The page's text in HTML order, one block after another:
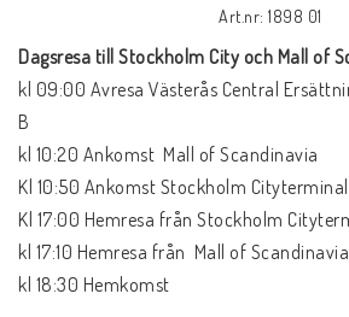
Art.nr: 1898 01
Dagsresa till Stockholm City och Mall of
kl 09:00 Avresa Västerås Central
B
kl 10:20 Ankomst  Mall of Scandinavia
Kl 10:50 Ankomst Stockholm Cityterminal
Kl 17:00 Hemresa från Stockholm
kl 17:10 Hemresa från  Mall of Scandinavia
kl 18:30 Hemkomst